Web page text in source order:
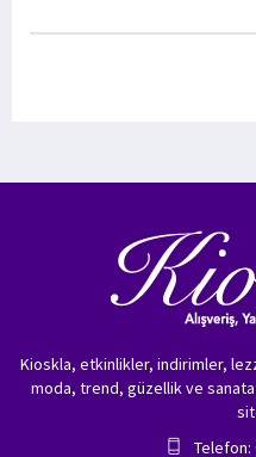
Kioskla, etkinlikler, indirimler,
moda, trend, güzellik ve
Telefon: